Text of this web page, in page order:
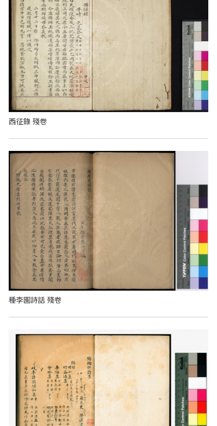
西征錄 殘卷
種李園詩話 殘卷